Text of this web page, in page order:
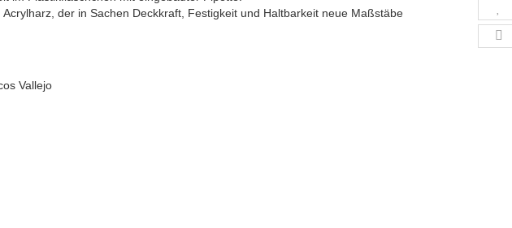
Acrylharz, der in Sachen Deckkraft, Festigkeit und Haltbarkeit neue Maßstäbe
Vallejo